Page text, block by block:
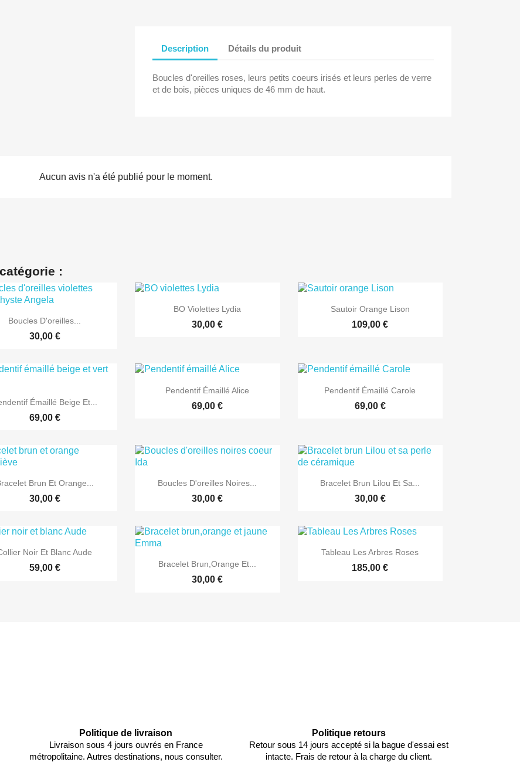
Description Détails du produit
Boucles d'oreilles roses, leurs petits coeurs irisés et leurs perles de verre
et de bois, pièces uniques de 46 mm de haut.
Aucun avis n'a été publié pour le moment.
:
 Aperçu rapide
Boucles D'oreilles...
30,00 €
 Aperçu rapide
BO Violettes Lydia
30,00 €
 Aperçu rapide
Sautoir Orange Lison
109,00 €
 Aperçu rapide
Émaillé Beige Et...
69,00 €
 Aperçu rapide
Pendentif Émaillé Alice
69,00 €
 Aperçu rapide
Pendentif Émaillé Carole
69,00 €
 Aperçu rapide
Brun Et Orange...
30,00 €
 Aperçu rapide
Boucles D'oreilles Noires...
30,00 €
 Aperçu rapide
Bracelet Brun Lilou Et Sa...
30,00 €
 Aperçu rapide
Noir Et Blanc Aude
59,00 €  Aperçu rapide
Bracelet Brun,orange Et...
30,00 €
 Aperçu rapide
Tableau Les Arbres Roses
185,00 €
Politique de livraison
Livraison sous 4 jours ouvrés en France
métropolitaine. Autres destinations, nous consulter.
Politique retours
Retour sous 14 jours accepté si la bague d'essai est
intacte. Frais de retour à la charge du client.